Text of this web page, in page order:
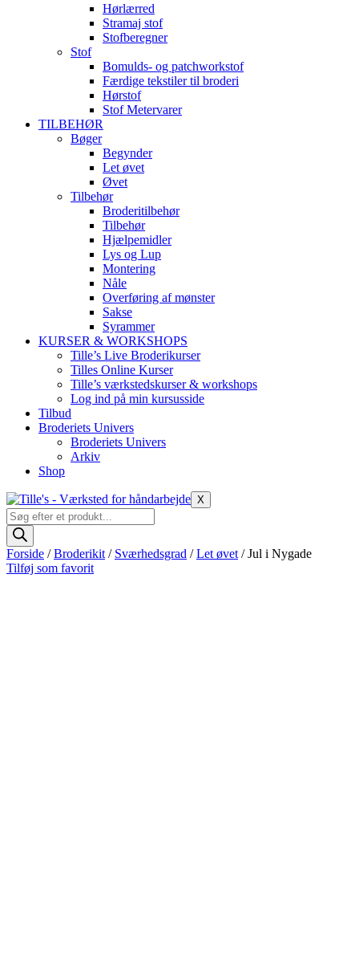
Hørlærred
Stramaj stof
Stofberegner
Stof
Bomulds- og patchworkstof
Færdige tekstiler til broderi
Hørstof
Stof Metervarer
TILBEHØR
Bøger
Begynder
Let øvet
Øvet
Tilbehør
Broderitilbehør
Tilbehør
Hjælpemidler
Lys og Lup
Montering
Nåle
Overføring af mønster
Sakse
Syrammer
KURSER & WORKSHOPS
Tille’s Live Broderikurser
Tilles Online Kurser
Tille’s værkstedskurser & workshops
Log ind på min kursusside
Tilbud
Broderiets Univers
Broderiets Univers
Arkiv
Shop
X
Products
search
Forside /Broderikit / Sværhedsgrad /Let øvet / Jul i Nygade
Tilføj som favorit